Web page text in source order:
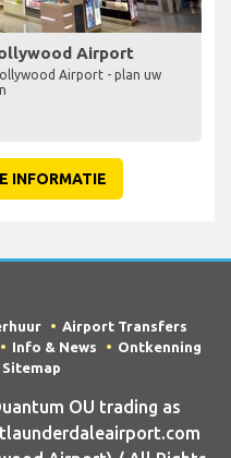
Airport
Airport - plan uw
INFORMATIE
Airport Transfers
Info & News
Ontkenning
Sitemap
OU trading as